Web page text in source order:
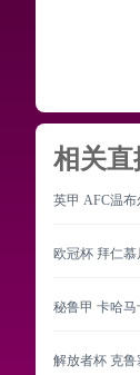
相关直
英甲 AFC温
欧冠杯 拜仁
秘鲁甲 卡哈马
解放者杯 克